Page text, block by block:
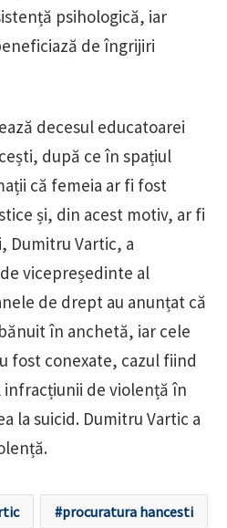
psihologică, iar
de îngrijiri
decesul educatoarei
după ce în spațiul
că femeia ar fi fost
și, din acest motiv, ar fi
Dumitru Vartic, a
vicepreședinte al
de drept au anunțat că
în anchetă, iar cele
fost conexate, cazul fiind
de violență în
la suicid. Dumitru Vartic a
procuratura hancesti